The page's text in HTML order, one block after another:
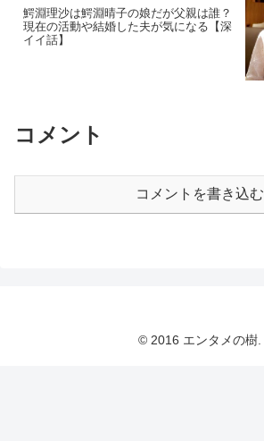
鰐淵理沙は鰐淵晴子の娘だが父親は誰？
現在の活動や結婚した夫が気になる【深
イイ話】
コメント
コメントを書き込む
© 2016 エンタメの樹.